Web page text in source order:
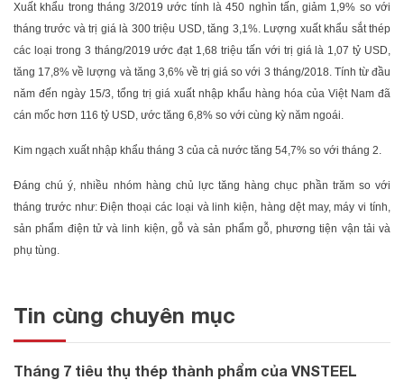
Xuất khẩu trong tháng 3/2019 ước tính là 450 nghìn tấn, giảm 1,9% so với
tháng trước và trị giá là 300 triệu USD, tăng 3,1%. Lượng xuất khẩu sắt thép
các loại trong 3 tháng/2019 ước đạt 1,68 triệu tấn với trị giá là 1,07 tỷ USD,
tăng 17,8% về lượng và tăng 3,6% về trị giá so với 3 tháng/2018. Tính từ đầu
năm đến ngày 15/3, tổng trị giá xuất nhập khẩu hàng hóa của Việt Nam đã
cán mốc hơn 116 tỷ USD, ước tăng 6,8% so với cùng kỳ năm ngoái.
Kim ngạch xuất nhập khẩu tháng 3 của cả nước tăng 54,7% so với tháng 2.
Đáng chú ý, nhiều nhóm hàng chủ lực tăng hàng chục phần trăm so với
tháng trước như: Điện thoại các loại và linh kiện, hàng dệt may, máy vi tính,
sản phẩm điện tử và linh kiện, gỗ và sản phẩm gỗ, phương tiện vận tải và
phụ tùng.
Tin cùng chuyên mục
Tháng 7 tiêu thụ thép thành phẩm của VNSTEEL